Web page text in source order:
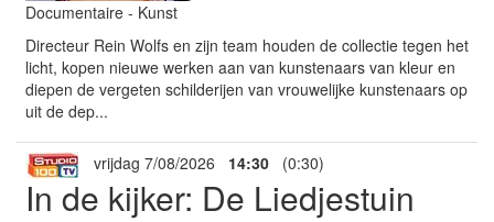
Documentaire - Kunst
Directeur Rein Wolfs en zijn team houden de collectie tegen het
licht, kopen nieuwe werken aan van kunstenaars van kleur en
diepen de vergeten schilderijen van vrouwelijke kunstenaars op
uit de dep...
vrijdag 7/08/2026 14:30 (0:30)
In de kijker: De Liedjestuin